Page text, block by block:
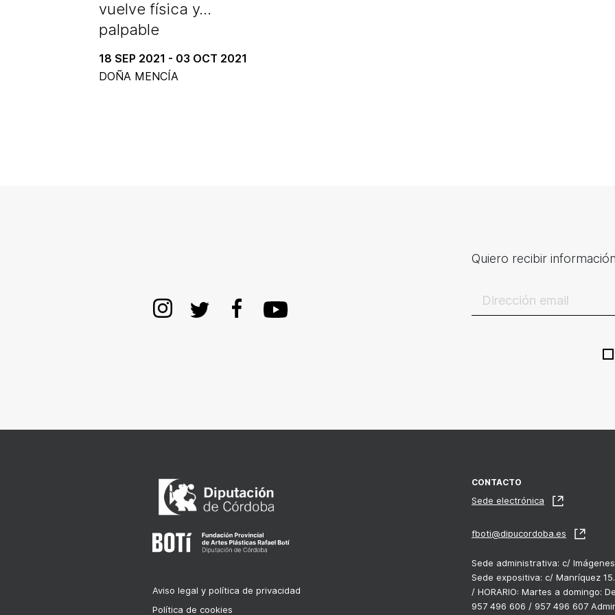
vuelve física y…
palpable
18 SEP 2021 - 03 OCT 2021
DOÑA MENCÍA
Quiero recibir
Aviso legal y política de privacidad
Política de cookies
CONTACTO
Sede electrónica
fboti@dipucordoba.es
Sede administrativa: c/
Sede expositiva: c/ Manríquez
/ HORARIO: Martes a domingo:
957 496 606 / 957 496 607